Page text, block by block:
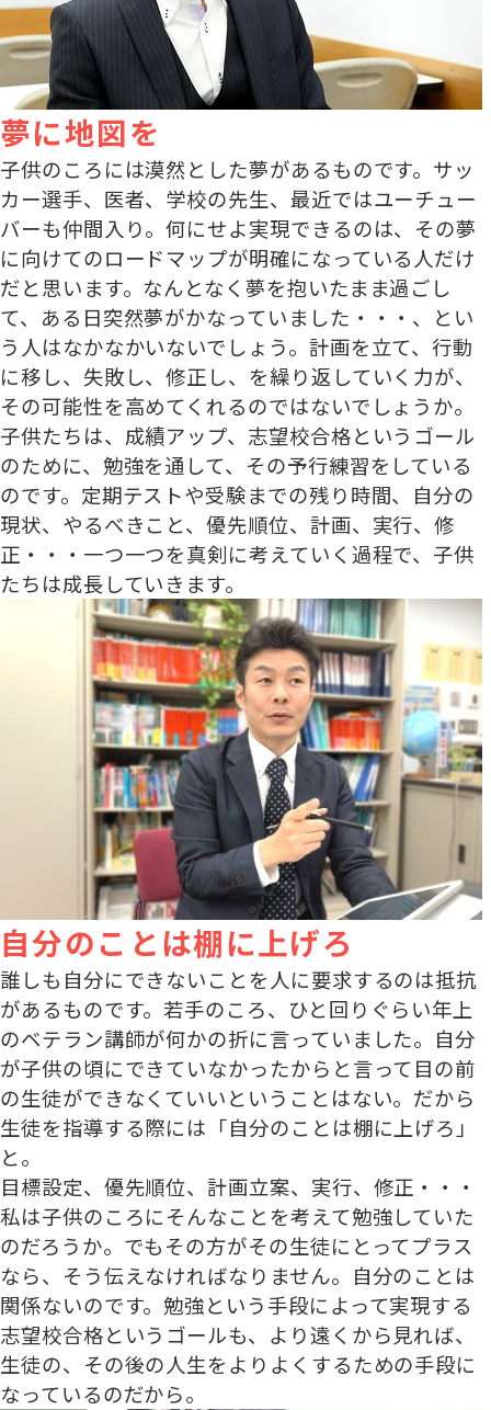
夢に地図を
子供のころには漠然とした夢があるものです。サッ
カー選手、医者、学校の先生、最近ではユーチュー
バーも仲間入り。何にせよ実現できるのは、その夢
に向けてのロードマップが明確になっている人だけ
だと思います。なんとなく夢を抱いたまま過ごし
て、ある日突然夢がかなっていました・・・、とい
う人はなかなかいないでしょう。計画を立て、行動
に移し、失敗し、修正し、を繰り返していく力が、
その可能性を高めてくれるのではないでしょうか。
子供たちは、成績アップ、志望校合格というゴール
のために、勉強を通して、その予行練習をしている
のです。定期テストや受験までの残り時間、自分の
現状、やるべきこと、優先順位、計画、実行、修
正・・・一つ一つを真剣に考えていく過程で、子供
たちは成長していきます。
自分のことは棚に上げろ
誰しも自分にできないことを人に要求するのは抵抗
があるものです。若手のころ、ひと回りぐらい年上
のベテラン講師が何かの折に言っていました。自分
が子供の頃にできていなかったからと言って目の前
の生徒ができなくていいということはない。だから
生徒を指導する際には「自分のことは棚に上げろ」
と。
目標設定、優先順位、計画立案、実行、修正・・・
私は子供のころにそんなことを考えて勉強していた
のだろうか。でもその方がその生徒にとってプラス
なら、そう伝えなければなりません。自分のことは
関係ないのです。勉強という手段によって実現する
志望校合格というゴールも、より遠くから見れば、
生徒の、その後の人生をよりよくするための手段に
なっているのだから。